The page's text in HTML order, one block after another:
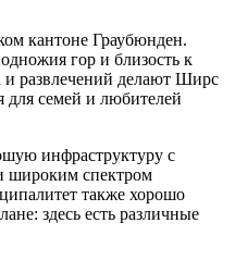
кантоне Граубюнден.
гор и близость к
развлечений делают Ширс
семей и любителей
инфраструктуру с
широким спектром
также хорошо
здесь есть различные